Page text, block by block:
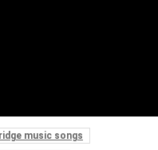
music songs